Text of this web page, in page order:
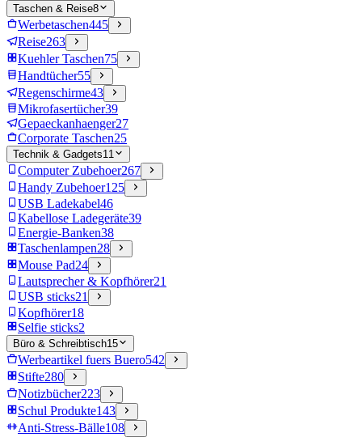
Taschen & Reise8
Werbetaschen445
Reise263
Kuehler Taschen75
Handtücher55
Regenschirme43
Mikrofasertücher39
Gepaeckanhaenger27
Corporate Taschen25
Technik & Gadgets11
Computer Zubehoer267
Handy Zubehoer125
USB Ladekabel46
Kabellose Ladegeräte39
Energie-Banken38
Taschenlampen28
Mouse Pad24
Lautsprecher & Kopfhörer21
USB sticks21
Kopfhörer18
Selfie sticks2
Büro & Schreibtisch15
Werbeartikel fuers Buero542
Stifte280
Notizbücher223
Schul Produkte143
Anti-Stress-Bälle108